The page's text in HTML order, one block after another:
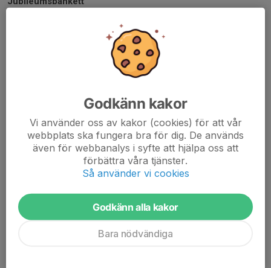
När Lördag 11 oktober kl 18-23
Vad: Bankett för att fira Julita GoIF 95år med konferencier,
mingel, middag och musikunderhållning
SAVE THE DATE! Inbjudan med mer detaljerad information
kommer att skickas ut så snart detaljerna är spikade. Preliminär
kostnad är 300kr per person och ledare/tränar/arbetsgrupper får
subventionerat pris som tack för ert engagemang
Nu ser vi fram emot en höst fylld med tävling, träning,
Vänliga hälsningar
Daniel Eriksson
Godkänn kakor
Vi använder oss av kakor (cookies) för att vår
webbplats ska fungera bra för dig. De används
även för webbanalys i syfte att hjälpa oss att
förbättra våra tjänster.
Så använder vi cookies
Godkänn alla kakor
Bara nödvändiga